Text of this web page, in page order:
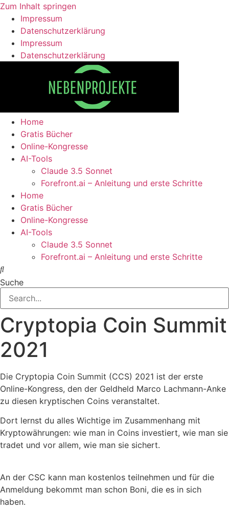
Zum Inhalt springen
Impressum
Datenschutzerklärung
Impressum
Datenschutzerklärung
Home
Gratis Bücher
Online-Kongresse
AI-Tools
Claude 3.5 Sonnet
Forefront.ai – Anleitung und erste Schritte
Home
Gratis Bücher
Online-Kongresse
AI-Tools
Claude 3.5 Sonnet
Forefront.ai – Anleitung und erste Schritte
Suche
Cryptopia Coin Summit
2021
Die Cryptopia Coin Summit (CCS) 2021 ist der erste
Online-Kongress, den der Geldheld Marco Lachmann-Anke
zu diesen kryptischen Coins veranstaltet.
Dort lernst du alles Wichtige im Zusammenhang mit
Kryptowährungen: wie man in Coins investiert, wie man sie
tradet und vor allem, wie man sie sichert.
An der CSC kann man kostenlos teilnehmen und für die
Anmeldung bekommt man schon Boni, die es in sich
haben.